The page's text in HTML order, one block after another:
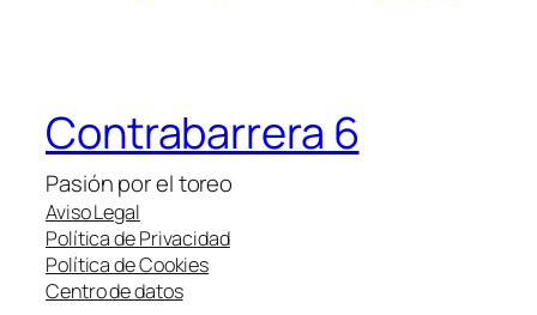
Contrabarrera 6
Pasión por el toreo
Aviso Legal
Política de Privacidad
Política de Cookies
Centro de datos